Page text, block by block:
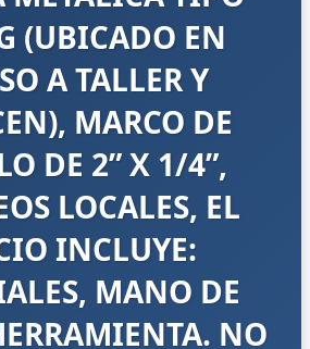
(UBICADO EN
A TALLER Y
MARCO DE
DE 2” X 1/4”,
LOCALES, EL
INCLUYE:
MANO DE
NO